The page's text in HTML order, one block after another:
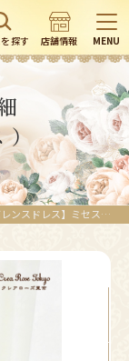
探す 店舗情報 MENU
）
9〜11号の方、高級ロングドレス【ドレーナヴィバレンスドレス】ミセスのパーティや発表会に | レンタルドレスのクレアローズ東京